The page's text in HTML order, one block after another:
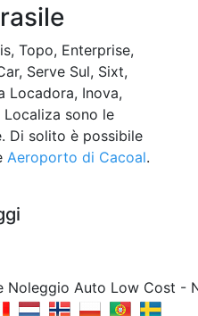
Topo, Enterprise,
Serve Sul, Sixt,
Locadora, Inova,
Localiza sono le
Di solito è possibile
Aeroporto di Cacoal.
Auto Low Cost -